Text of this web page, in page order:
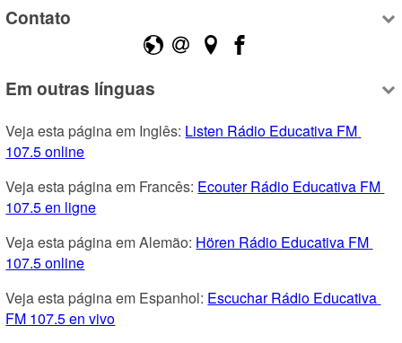
Contato
Em outras línguas
Veja esta página em Inglês: Listen Rádio Educativa FM
107.5 online
Veja esta página em Francês: Ecouter Rádio Educativa FM
107.5 en ligne
Veja esta página em Alemão: Hören Rádio Educativa FM
107.5 online
Veja esta página em Espanhol: Escuchar Rádio Educativa
FM 107.5 en vivo